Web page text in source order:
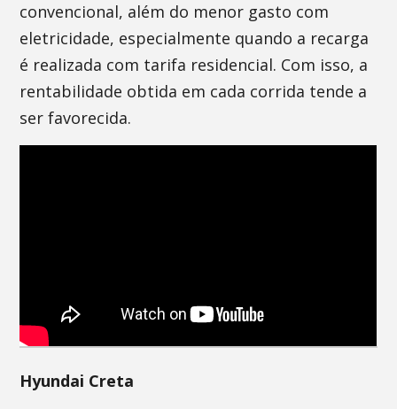
convencional, além do menor gasto com
eletricidade, especialmente quando a recarga
é realizada com tarifa residencial. Com isso, a
rentabilidade obtida em cada corrida tende a
ser favorecida.
Hyundai Creta